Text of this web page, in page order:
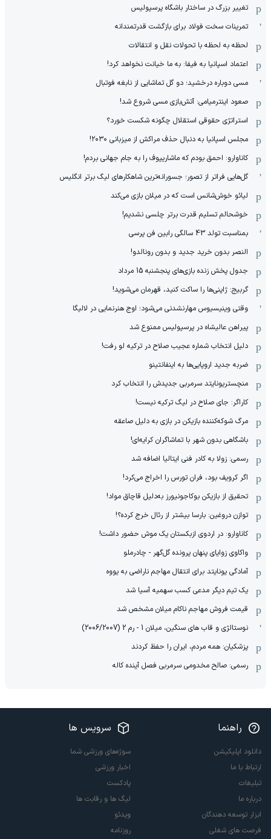
تغییر بزرگ در ساختار باشگاه پرسپولیس
تمرینات سخت فولاد برای بازگشت قدرتمندانه
لحظه به لحظه با تحولات نقل و انتقالات
اعتماد اسپانیا به فیفا: به ما خیانت نخواهد کرد!
مسی دوباره درخشید؛ دو گل تماشایی از نابغه فوتبال
صعود اینترمیامی: آتش‌بازی مسی شروع شد!
استراتژی حقوقی استقلال چگونه شکست خورد؟
مجلس اسپانیا به دنبال حذف مراکش از میزبانی ۲۰۳۰!
کاناوارو: احمق بودم که ماشاریپوف را به جام جهانی بردم!
گل‌هایی فراتر از تصور؛ جسورانه‌ترین شاهکارهای لیگ برتر انگلیس
لیائو خوش‌شانس است که در میلان بازی می‌کند
خوشحالم تسلیم قدرت برتر چلسی نشدیم!
بمناسبت تولد 43 سالگی رابین فن پرسی
النصر بدون خرید جدید و بدون رونالدو!
جدول پخش زنده بازی‌های پنجشنبه 15 مرداد
گربیج: ژاپنی‌ها را ساکت کنید، قهرمان می‌شوید!
وقتی وینیسیوس مهارنشدنی می‌شود؛ اوج هنرنمایی در لالیگا
پیراهن عالیشاه در پرسپولیس ممنوع شد
دلیل انتخاب شماره عجیب صلاح در ترکیه لو رفت!
ضربه جدید اروپایی‌ها به اینفانتینو
منچستریونایتد سرمربی جدیدش را انتخاب کرد
کاراگر: جای صلاح در لیگ ترکیه نیست!
مرگ شوکه‌کننده بازیکن در بازی به دلیل صاعقه
باشگاهی بدون شهر با تماشاگران کرایه‌ای!
رسمی: زولا به کادر فنی ایتالیا اضافه شد
اگر کرویف بود، فران تورس را اخراج می‌کرد!
تحقیق از بازیکن بوکاجونیورز به‌دلیل قاچاق مواد!
توازن دروغین: بارسا بیشتر از رئال خرج کرده؟!
کاناوارو: در اردوی ازبکستان یک موش حضور داشت!
واکاوی زوایای پنهان پرونده گل‌گهر - چادرملو
آمادگی یونایتد برای انتقال مهاجم ناراضی به یووه
یک تیم دیگر مدعی کسب سهمیه آسیا شد
قیمت فروش مهاجم ناکام میلان مشخص شد
نوستالژی و قاب های سنگین، میلان 1 - رم 2 (2006/2007)
پزشکیان: همه مردم، ایران را حفظ کردند
رسمی: صالح مخدومی سرمربی فصل آینده کاله
راهنما
دانلود اپلیکیشن
ارتباط با ما
تبلیغات
درباره ما
ابزار توسعه دهندگان
فرصت های شغلی
سرویس ها
سوژه‌های ورزشی شما
اخبار ورزشی
پادکست
لیگ ها و رقابت ها
ویدئو
روزنامه